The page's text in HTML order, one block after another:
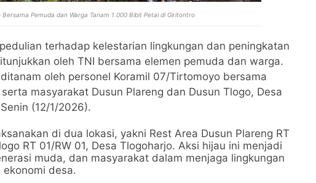
Pemuda dan Warga Tanam 1.000 Bibit Petai di Giritontro
terhadap kelestarian lingkungan dan peningkatan
oleh TNI bersama elemen pemuda dan warga.
oleh personel Koramil 07/Tirtomoyo bersama
masyarakat Dusun Plareng dan Dusun Tlogo, Desa
(12/1/2026).
di dua lokasi, yakni Rest Area Dusun Plareng RT
RT 01/RW 01, Desa Tlogoharjo. Aksi hijau ini menjadi
muda, dan masyarakat dalam menjaga lingkungan
desa.